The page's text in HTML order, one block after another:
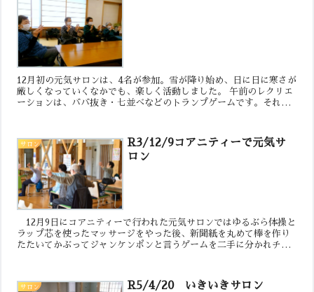
12月初の元気サロンは、4名が参加。雪が降り始め、日に日に寒さが
厳しくなっていくなかでも、楽しく活動しました。 午前のレクリエ
ーションは、ババ抜き・七並べなどのトランプゲームです。それぞ
サロン
R3/12/9コアニティーで元気サ
ロン
12月9日にコアニティーで行われた元気サロンではゆるぶら体操と
ラップ芯を使ったマッサージをやった後、新聞紙を丸めて棒を作り
たたいてかぶってジャンケンポンと言うゲームを二手に分かれチー
サロン R5/4/20 いきいきサロン